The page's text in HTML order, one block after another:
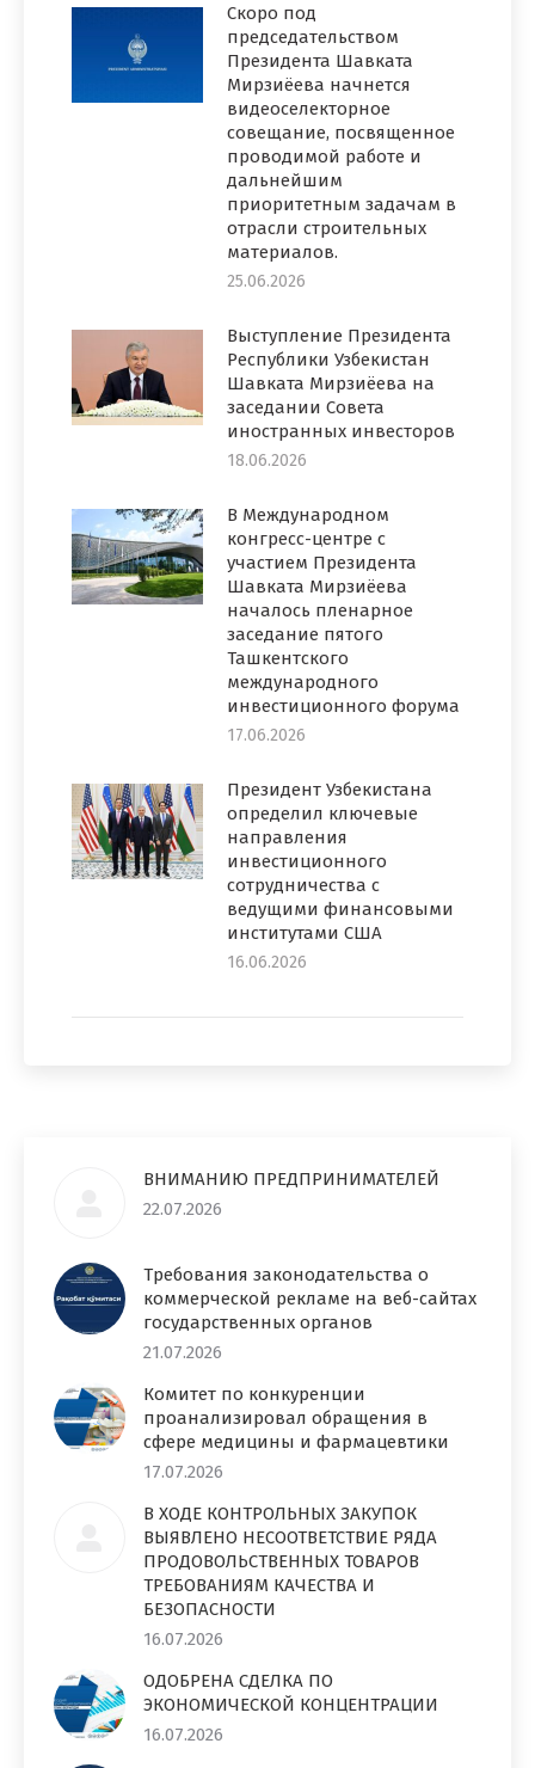
Скоро под
председательством
Президента Шавката
Мирзиёева начнется
видеоселекторное
совещание, посвященное
проводимой работе и
дальнейшим
приоритетным задачам в
отрасли строительных
материалов.
25.06.2026
Выступление Президента
Республики Узбекистан
Шавката Мирзиёева на
заседании Совета
иностранных инвесторов
18.06.2026
В Международном
конгресс-центре с
участием Президента
Шавката Мирзиёева
началось пленарное
заседание пятого
Ташкентского
международного
инвестиционного форума
17.06.2026
Президент Узбекистана
определил ключевые
направления
инвестиционного
сотрудничества с
ведущими финансовыми
институтами США
16.06.2026
ВНИМАНИЮ ПРЕДПРИНИМАТЕЛЕЙ
22.07.2026
Требования законодательства о
коммерческой рекламе на веб-сайтах
государственных органов
21.07.2026
Комитет по конкуренции
проанализировал обращения в
сфере медицины и фармацевтики
17.07.2026
В ХОДЕ КОНТРОЛЬНЫХ ЗАКУПОК
ВЫЯВЛЕНО НЕСООТВЕТСТВИЕ РЯДА
ПРОДОВОЛЬСТВЕННЫХ ТОВАРОВ
ТРЕБОВАНИЯМ КАЧЕСТВА И
БЕЗОПАСНОСТИ
16.07.2026
ОДОБРЕНА СДЕЛКА ПО
ЭКОНОМИЧЕСКОЙ КОНЦЕНТРАЦИИ
16.07.2026